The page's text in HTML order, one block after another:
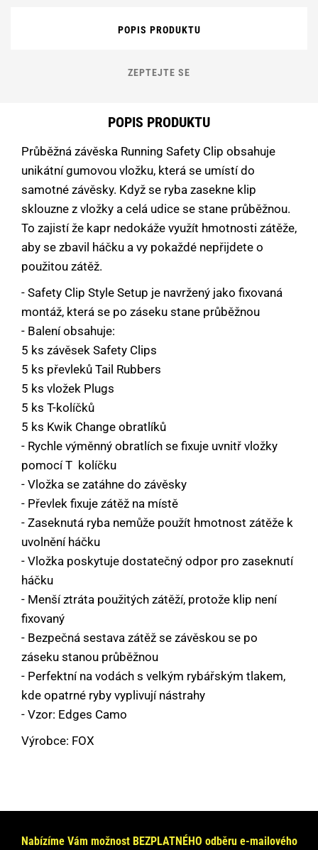
POPIS PRODUKTU
ZEPTEJTE SE
POPIS PRODUKTU
Průběžná závěska Running Safety Clip obsahuje
unikátní gumovou vložku, která se umístí do
samotné závěsky. Když se ryba zasekne klip
sklouzne z vložky a celá udice se stane průběžnou.
To zajistí že kapr nedokáže využít hmotnosti zátěže,
aby se zbavil háčku a vy pokaždé nepřijdete o
použitou zátěž.
- Safety Clip Style Setup je navržený jako fixovaná
montáž, která se po záseku stane průběžnou
- Balení obsahuje:
5 ks závěsek Safety Clips
5 ks převleků Tail Rubbers
5 ks vložek Plugs
5 ks T-kolíčků
5 ks Kwik Change obratlíků
- Rychle výměnný obratlích se fixuje uvnitř vložky
pomocí T  kolíčku
- Vložka se zatáhne do závěsky
- Převlek fixuje zátěž na místě
- Zaseknutá ryba nemůže použít hmotnost zátěže k
uvolnění háčku
- Vložka poskytuje dostatečný odpor pro zaseknutí
háčku
- Menší ztráta použitých zátěží, protože klip není
fixovaný
- Bezpečná sestava zátěž se závěskou se po
záseku stanou průběžnou
- Perfektní na vodách s velkým rybářským tlakem,
kde opatrné ryby vyplivují nástrahy
- Vzor: Edges Camo
Výrobce: FOX
Odpovíme Vám do 24 hodin.
Nabízíme Vám možnost BEZPLATNÉHO odběru e-mailového